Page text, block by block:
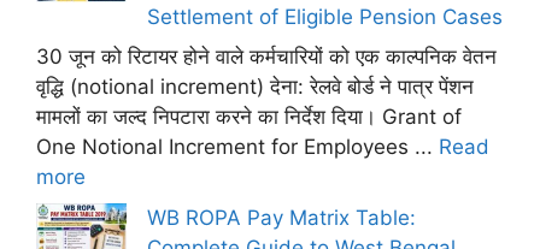
Settlement of Eligible Pension Cases
30 जून को रिटायर होने वाले कर्मचारियों को एक काल्पनिक वेतन
वृद्धि (notional increment) देना: रेलवे बोर्ड ने पात्र पेंशन
मामलों का जल्द निपटारा करने का निर्देश दिया। Grant of
One Notional Increment for Employees ... Read
more
WB ROPA Pay Matrix Table: